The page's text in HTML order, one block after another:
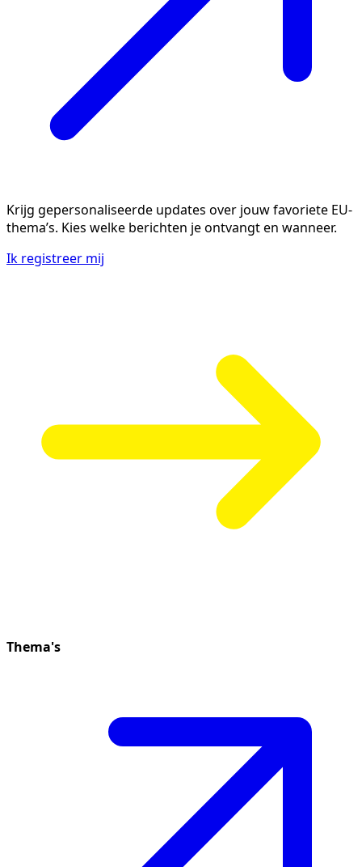
Krijg gepersonaliseerde updates over jouw favoriete EU-
thema’s. Kies welke berichten je ontvangt en wanneer.
Ik registreer mij
Thema's